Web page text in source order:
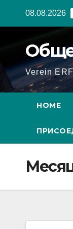
08.08.2026
Verein
HOME